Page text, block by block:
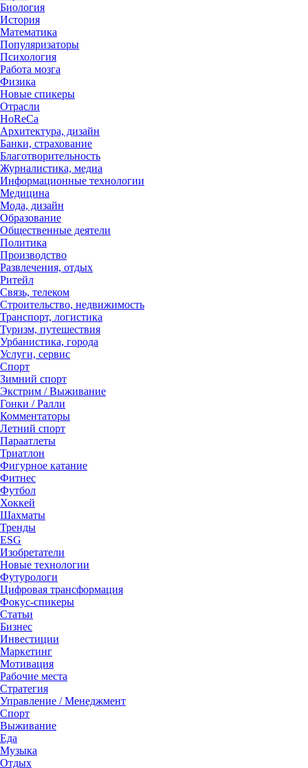
Биология
История
Математика
Популяризаторы
Психология
Работа мозга
Физика
Новые спикеры
Отрасли
HoReCa
Архитектура, дизайн
Банки, страхование
Благотворительность
Журналистика, медиа
Информационные технологии
Медицина
Мода, дизайн
Образование
Общественные деятели
Политика
Производство
Развлечения, отдых
Ритейл
Связь, телеком
Строительство, недвижимость
Транспорт, логистика
Туризм, путешествия
Урбанистика, города
Услуги, сервис
Спорт
Зимний спорт
Экстрим / Выживание
Гонки / Ралли
Комментаторы
Летний спорт
Параатлеты
Триатлон
Фигурное катание
Фитнес
Футбол
Хоккей
Шахматы
Тренды
ESG
Изобретатели
Новые технологии
Футурологи
Цифровая трансформация
Фокус-спикеры
Статьи
Бизнес
Инвестиции
Маркетинг
Мотивация
Рабочие места
Стратегия
Управление / Менеджмент
Спорт
Выживание
Еда
Музыка
Отдых